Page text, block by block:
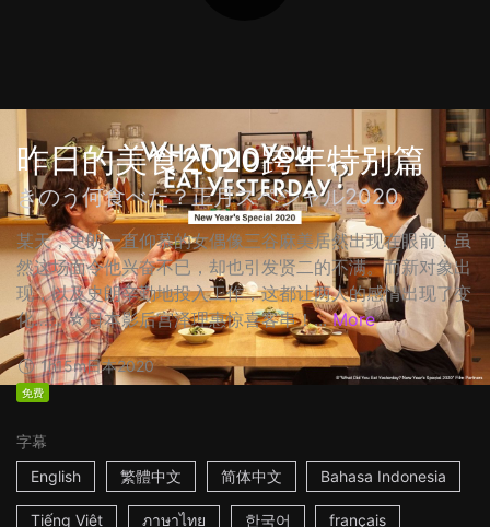
昨日的美食2020跨年特别篇
きのう何食べた？正月スペシャル2020
某天，史朗一直仰慕的女偶像三谷麻美居然出现在眼前！虽
然这场面令他兴奋不已，却也引发贤二的不满。而新对象出
现，以及史朗辛勤地投入工作，这都让两人的感情出现了变
化…… ☆日本影后宫泽理惠惊喜客串！... More
1h15m日本2020
免费
字幕
English
繁體中文 简体中文 Bahasa Indonesia
Tiếng Việt ภาษาไทย 한국어 français